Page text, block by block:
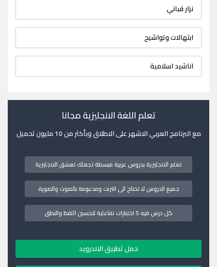
نزار قباني
ابتهالات وتواشيح
اناشيد اسلامية
تعلم اللغة الانجليزية مجانا
مع البرنامج العربي الاشهر على الاطلاق وبأكثر من 10 مليون تحميل
تعلم الانجليزية بدروس عربية مبسطة تجعلك تعشق الانجليزية
جميع الدروس لا تحتاج الى انترنت ومدعومة بالصوت والصورة
كل درس فيه 5 اختبارات تفاعلية لتحسين اللفظ والنطق
حمل تطبيق الاندرويد